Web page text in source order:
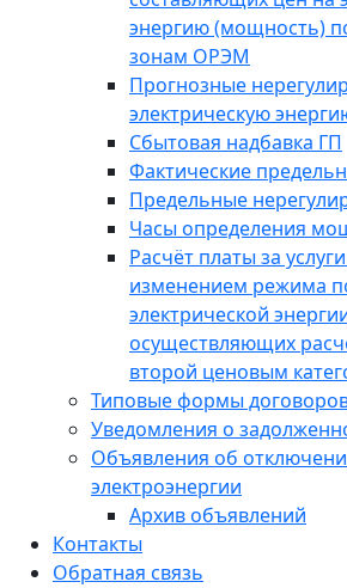
энергию (мощность)
зонам ОРЭМ
Прогнозные
электрическую
Сбытовая надбавка ГП
Фактические
Предельные
Часы определения
Расчёт платы за
изменением режима
электрической
осуществляющих
второй ценовым
Типовые формы
Уведомления о
Объявления об
электроэнергии
Архив объявлений
Контакты
Обратная связь